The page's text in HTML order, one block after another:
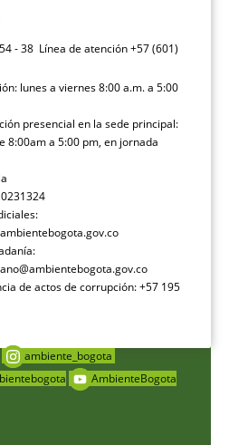
- 38 Línea de atención +57 (601)
lunes a viernes 8:00 a.m. a 5:00
presencial en la sede principal:
8:00am a 5:00 pm, en jornada
de actos de corrupción: +57 195
ambiente_bogota
AmbienteBogota